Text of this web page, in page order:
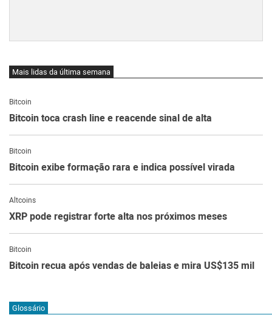
Mais lidas da última semana
Bitcoin
Bitcoin toca crash line e reacende sinal de alta
Bitcoin
Bitcoin exibe formação rara e indica possível virada
Altcoins
XRP pode registrar forte alta nos próximos meses
Bitcoin
Bitcoin recua após vendas de baleias e mira US$135 mil
Glossário